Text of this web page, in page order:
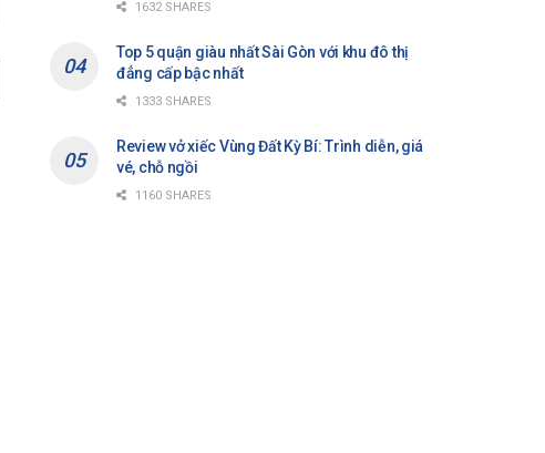
1632 SHARES
Top 5 quận giàu nhất Sài Gòn với khu đô thị
đẳng cấp bậc nhất
1333 SHARES
Review vở xiếc Vùng Đất Kỳ Bí: Trình diễn, giá
vé, chỗ ngồi
1160 SHARES